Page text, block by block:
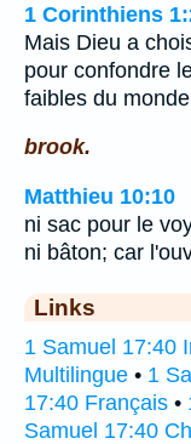
1 Corinthiens
Mais Dieu a
pour confondre
faibles du
brook.
Matthieu 10:10
ni sac pour le
ni bâton; car
Links
1 Samuel 17:40
Multilingue • 1
17:40 Français •
Samuel 17:40